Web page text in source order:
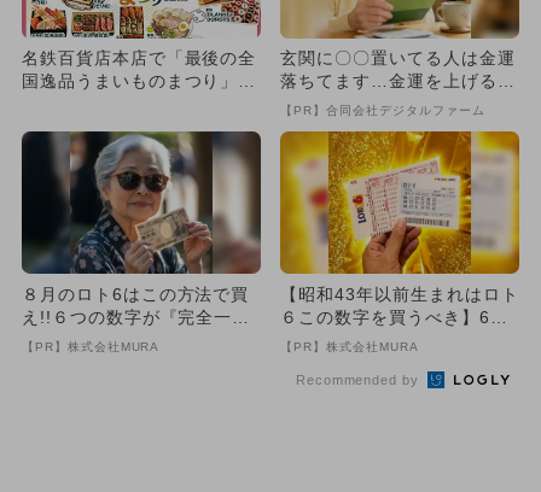
名鉄百貨店本店で「最後の全
国逸品うまいものまつり」開
玄関に〇〇置いてる人は金運
落ちてます…金運を上げる方
法とは
【PR】合同会社デジタルファーム
８月のロト6はこの方法で買
え!!６つの数字が『完全一
致』する方法
【PR】株式会社MURA
【昭和43年以前生まれはロト
６この数字を買うべき】6つ
の数字が「完全一致」する
【PR】株式会社MURA
Recommended by